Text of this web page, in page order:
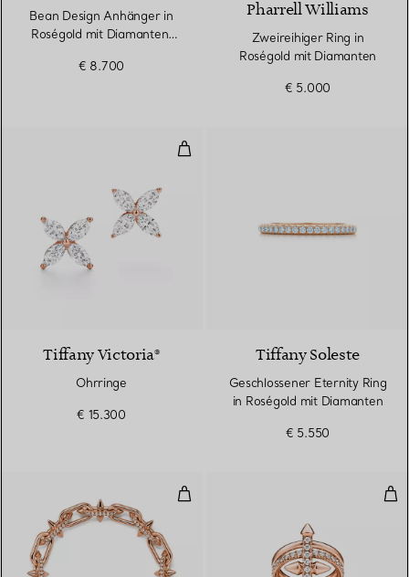
Bean Design Anhänger in
Roségold mit Diamanten,
€ 8.700
Pharrell Williams
Zweireihiger Ring in
Roségold mit Diamanten
€ 5.000
Ohrringe
Tiffany Victoria®
Ohrringe
€ 15.300
Tiffany Soleste
Geschlossener Eternity Ring
in Roségold mit Diamanten
€ 5.550
Armband in Roségold mit